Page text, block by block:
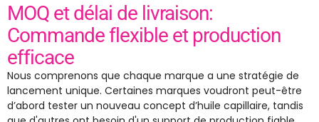
MOQ et délai de livraison:
Commande flexible et production
efficace
Nous comprenons que chaque marque a une stratégie de
lancement unique. Certaines marques voudront peut-être
d’abord tester un nouveau concept d’huile capillaire, tandis